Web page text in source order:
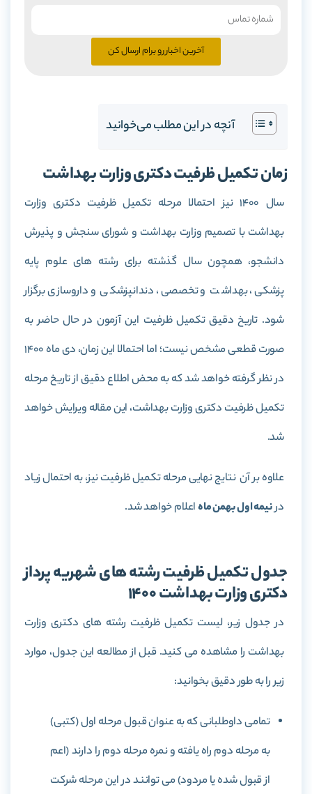
آخرین اخبار رو برام ارسال کن
آنچه در این مطلب می‌خوانید
زمان تکمیل ظرفیت دکتری وزارت بهداشت
سال 1400 نیز احتمالا مرحله تکمیل ظرفیت دکتری وزارت
بهداشت با تصمیم وزارت بهداشت و شورای سنجش و پذیرش
دانشجو، همچون سال گذشته برای رشته های علوم پایه
پزشکی، بهداشت و تخصصی، دندانپزشکی و داروسازی برگزار
شود. تاریخ دقیق تکمیل ظرفیت این آزمون در حال حاضر به
صورت قطعی مشخص نیست؛ اما احتمالا این زمان، دی ماه 1400
در نظر گرفته خواهد شد که به محض اطلاع دقیق از تاریخ مرحله
تکمیل ظرفیت دکتری وزارت بهداشت، این مقاله ویرایش خواهد
شد.
علاوه بر آن نتایج نهایی مرحله تکمیل ظرفیت نیز، به احتمال زیاد
درنیمه اول بهمن ماهاعلام خواهد شد.
جدول تکمیل ظرفیت رشته های شهریه پرداز
دکتری وزارت بهداشت 1400
در جدول زیر، لیست تکمیل ظرفیت رشته های دکتری وزارت
بهداشت را مشاهده می کنید. قبل از مطالعه این جدول، موارد
زیر را به طور دقیق بخوانید:
تمامی داوطلبانی که به عنوان قبول مرحله اول (کتبی)
به مرحله دوم راه یافته و نمره مرحله دوم را دارند (اعم
از قبول شده یا مردود) می توانند در این مرحله شرکت